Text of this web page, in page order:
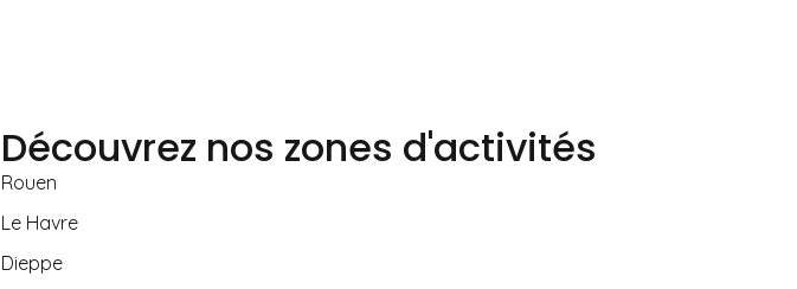
Découvrez nos zones d'activités
Rouen
Le Havre
Dieppe